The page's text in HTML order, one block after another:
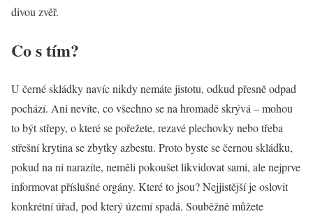
divou zvěř.
Co s tím?
U černé skládky navíc nikdy nemáte jistotu, odkud přesně odpad
pochází. Ani nevíte, co všechno se na hromadě skrývá – mohou
to být střepy, o které se pořežete, rezavé plechovky nebo třeba
střešní krytina se zbytky azbestu. Proto byste se černou skládku,
pokud na ni narazíte, neměli pokoušet likvidovat sami, ale nejprve
informovat příslušné orgány. Které to jsou? Nejjistější je oslovit
konkrétní úřad, pod který území spadá. Souběžně můžete